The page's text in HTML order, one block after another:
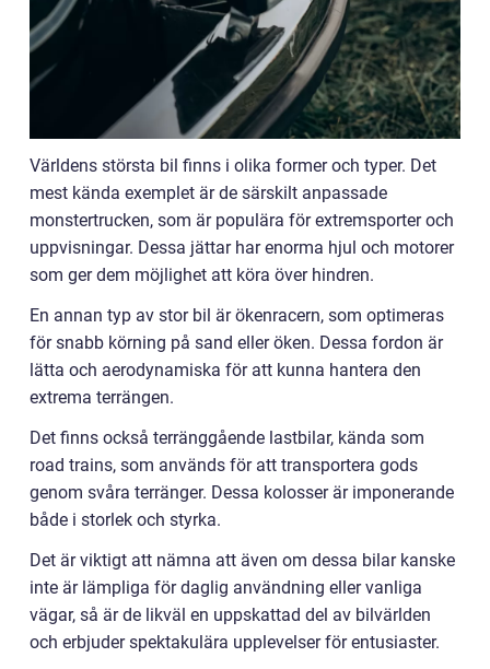
Världens största bil finns i olika former och typer. Det
mest kända exemplet är de särskilt anpassade
monstertrucken, som är populära för extremsporter och
uppvisningar. Dessa jättar har enorma hjul och motorer
som ger dem möjlighet att köra över hindren.
En annan typ av stor bil är ökenracern, som optimeras
för snabb körning på sand eller öken. Dessa fordon är
lätta och aerodynamiska för att kunna hantera den
extrema terrängen.
Det finns också terränggående lastbilar, kända som
road trains, som används för att transportera gods
genom svåra terränger. Dessa kolosser är imponerande
både i storlek och styrka.
Det är viktigt att nämna att även om dessa bilar kanske
inte är lämpliga för daglig användning eller vanliga
vägar, så är de likväl en uppskattad del av bilvärlden
och erbjuder spektakulära upplevelser för entusiaster.